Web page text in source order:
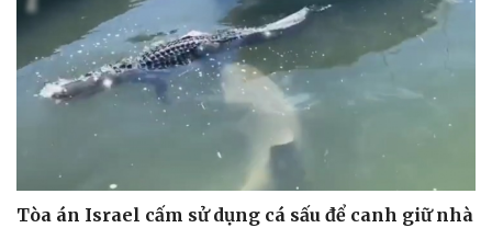
Tòa án Israel cấm sử dụng cá sấu để canh giữ nhà